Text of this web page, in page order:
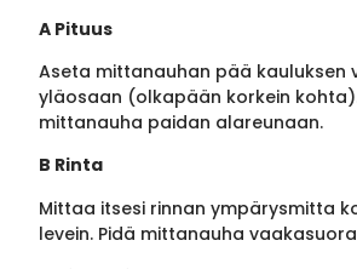
A Pituus
Aseta mittanauhan pää kauluksen
yläosaan (olkapään korkein
mittanauha paidan alareunaan.
B Rinta
Mittaa itsesi rinnan ympärysmitta
levein. Pidä mittanauha